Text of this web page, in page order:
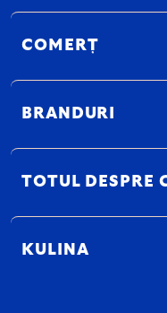
COMERȚ
BRANDURI
TOTUL DESPRE
KULINA